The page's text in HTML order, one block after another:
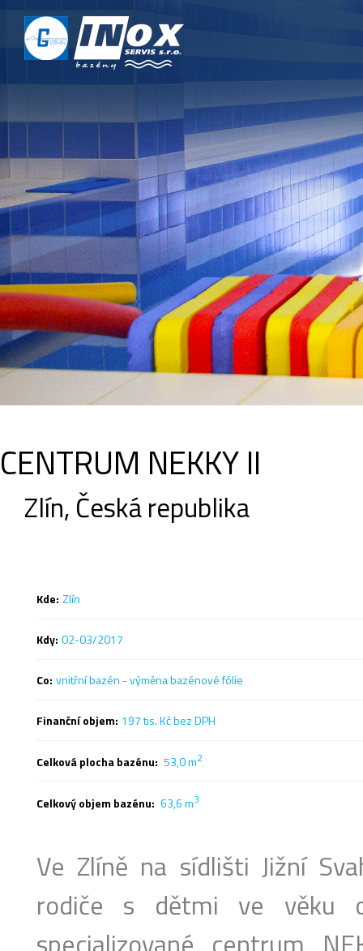
DOMŮ
O NÁS
REALIZACE
SERVIS
KONTAKT
CENTRUM NEKKY II
Zlín, Česká republika
Kde: Zlín
Kdy: 02-03/2017
Co: vnitřní bazén - výměna bazénové fólie
Finanční objem: 197 tis. Kč bez DPH
Celková plocha bazénu: 53,0 m2
Celkový objem bazénu: 63,6 m3
Ve Zlíně na sídlišti Jižní
rodiče s dětmi ve